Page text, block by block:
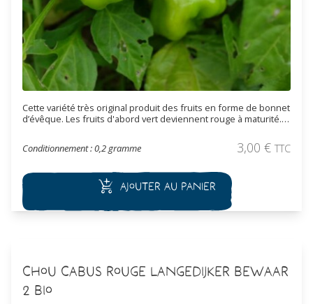
Cette variété très original produit des fruits en forme de bonnet
d’évêque. Les fruits d'abord vert deviennent rouge à maturité.
consommée, cette plante porte un intérêt ornemental certain
Conditionnement : 0,2 gramme 3,00 € TTC
Ajouter au panier
Chou Cabus Rouge Langedijker Bewaar
2 Bio